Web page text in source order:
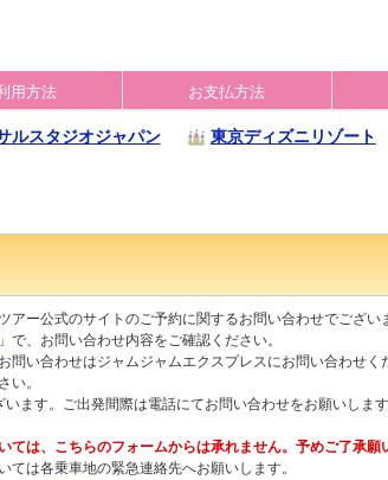
用方法 お支払方法
ルスタジオジャパン 東京ディズニリゾート
アー公式のサイトのご予約に関するお問い合わせでござい
」で、お問い合わせ内容をご確認ください。
問い合わせはジャムジャムエクスプレスにお問い合わせ
い。
ます。ご出発間際は電話にてお問い合わせをお願いします
は、こちらのフォームからは承れません。予めご了承願
は各乗車地の緊急連絡先へお願いします。